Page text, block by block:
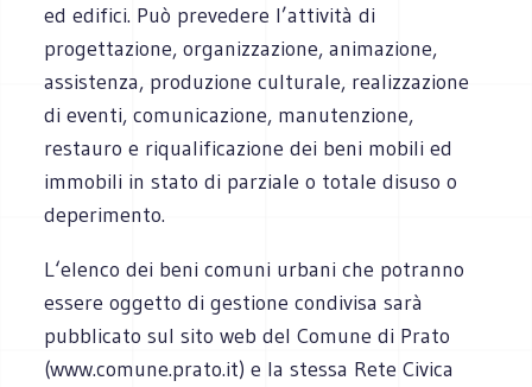
ed edifici. Può prevedere l’attività di
progettazione, organizzazione, animazione,
assistenza, produzione culturale, realizzazione
di eventi, comunicazione, manutenzione,
restauro e riqualificazione dei beni mobili ed
immobili in stato di parziale o totale disuso o
deperimento.
L‘elenco dei beni comuni urbani che potranno
essere oggetto di gestione condivisa sarà
pubblicato sul sito web del Comune di Prato
(www.comune.prato.it) e la stessa Rete Civica